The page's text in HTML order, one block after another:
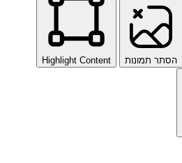
הסתר תמונות Highlight Content